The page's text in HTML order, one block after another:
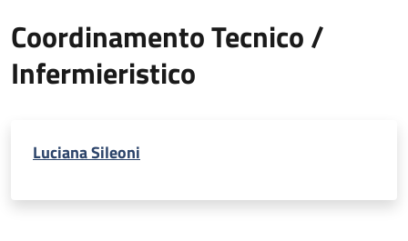
Coordinamento Tecnico /
Infermieristico
Luciana Sileoni